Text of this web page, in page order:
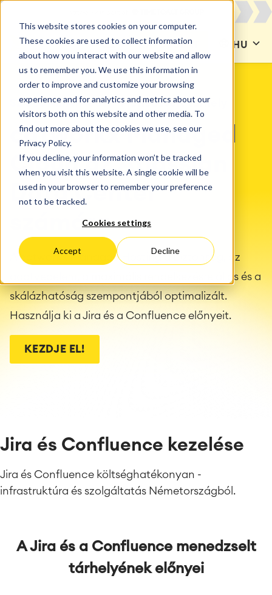
This website stores cookies on your computer.
These cookies are used to collect information
about how you interact with our website and allow
us to remember you. We use this information in
order to improve and customize your browsing
experience and for analytics and metrics about our
visitors both on this website and other media. To
find out more about the cookies we use, see our
Privacy Policy.
If you decline, your information won’t be tracked
when you visit this website. A single cookie will be
used in your browser to remember your preference
not to be tracked.
Cookies settings
Accept Decline
KAPCSOLAT HU
SZOLGÁLTATÁSOK Menedzselt tárhely
catworkx Managed
Cloud az Atlassian
Data Center
számára
A catworkx Managed Hosting a biztonság, az
adatvédelem, a maximális rendelkezésre állás és a
skálázhatóság szempontjából optimalizált.
Használja ki a Jira és a Confluence előnyeit.
KEZDJE EL!
Jira és Confluence kezelése
Jira és Confluence költséghatékonyan -
infrastruktúra és szolgáltatás Németországból.
A Jira és a Confluence menedzselt
tárhelyének előnyei